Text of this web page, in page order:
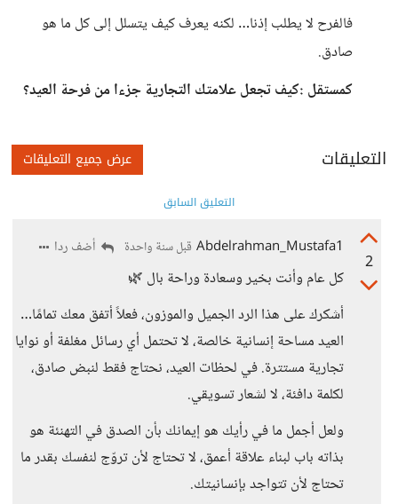
فالفرح لا يطلب إذنا… لكنه يعرف كيف يتسلل إلى كل ما هو
صادق.
كمستقل :كيف تجعل علامتك التجارية جزءا من فرحة العيد؟
التعليقات عرض جميع التعليقات
التعليق السابق
2
Abdelrahman_Mustafa1 قبل سنة واحدة أضف ردا
كل عام وأنت بخير وسعادة وراحة بال 🌿
أشكرك على هذا الرد الجميل والموزون، فعلاً أتفق معك تمامًا…
العيد مساحة إنسانية خالصة، لا تحتمل أي رسائل مغلفة أو نوايا
تجارية مستترة. في لحظات العيد، نحتاج فقط لنبض صادق،
لكلمة دافئة، لا لشعار تسويقي.
ولعل أجمل ما في رأيك هو إيمانك بأن الصدق في التهنئة هو
بذاته باب لبناء علاقة أعمق، لا تحتاج لأن تروّج لنفسك بقدر ما
تحتاج لأن تتواجد بإنسانيتك.